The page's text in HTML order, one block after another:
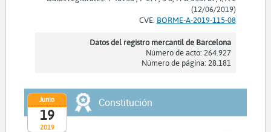
(12/06/2019)
CVE: BORME-A-2019-115-08
Datos del registro mercantil de Barcelona
Número de acto: 264.927
Número de página: 28.181
2019
Junio
19
Constitución